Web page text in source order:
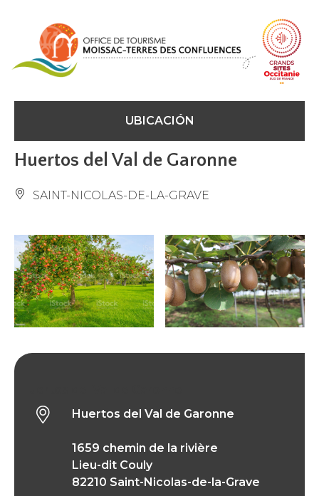
UBICACIÓN
Huertos del Val de Garonne
SAINT-NICOLAS-DE-LA-GRAVE
Huertos del Val de Garonne
1659 chemin de la rivière
Lieu-dit Couly
82210 Saint-Nicolas-de-la-Grave